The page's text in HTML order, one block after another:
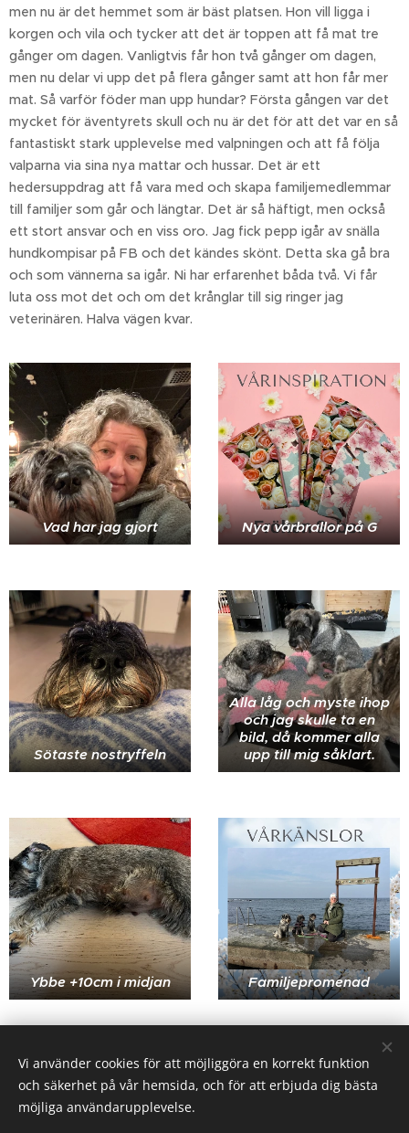
men nu är det hemmet som är bäst platsen. Hon vill ligga i
korgen och vila och tycker att det är toppen att få mat tre
gånger om dagen. Vanligtvis får hon två gånger om dagen,
men nu delar vi upp det på flera gånger samt att hon får mer
mat. Så varför föder man upp hundar? Första gången var det
mycket för äventyrets skull och nu är det för att det var en så
fantastiskt stark upplevelse med valpningen och att få följa
valparna via sina nya mattar och hussar. Det är ett
hedersuppdrag att få vara med och skapa familjemedlemmar
till familjer som går och längtar. Det är så häftigt, men också
ett stort ansvar och en viss oro. Jag fick pepp igår av snälla
hundkompisar på FB och det kändes skönt. Detta ska gå bra
och som vännerna sa igår. Ni har erfarenhet båda två. Vi får
luta oss mot det och om det krånglar till sig ringer jag
veterinären. Halva vägen kvar.
Vad har jag gjort Nya vårbrallor på G
Sötaste nostryffeln
Alla låg och myste ihop
och jag skulle ta en
bild, då kommer alla
upp till mig såklart.
Ybbe +10cm i midjan Familjepromenad
Share
Vi använder cookies för att möjliggöra en korrekt funktion
och säkerhet på vår hemsida, och för att erbjuda dig bästa
möjliga användarupplevelse.